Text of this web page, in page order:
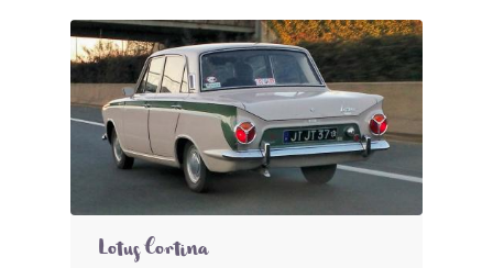
Lotus Cortina